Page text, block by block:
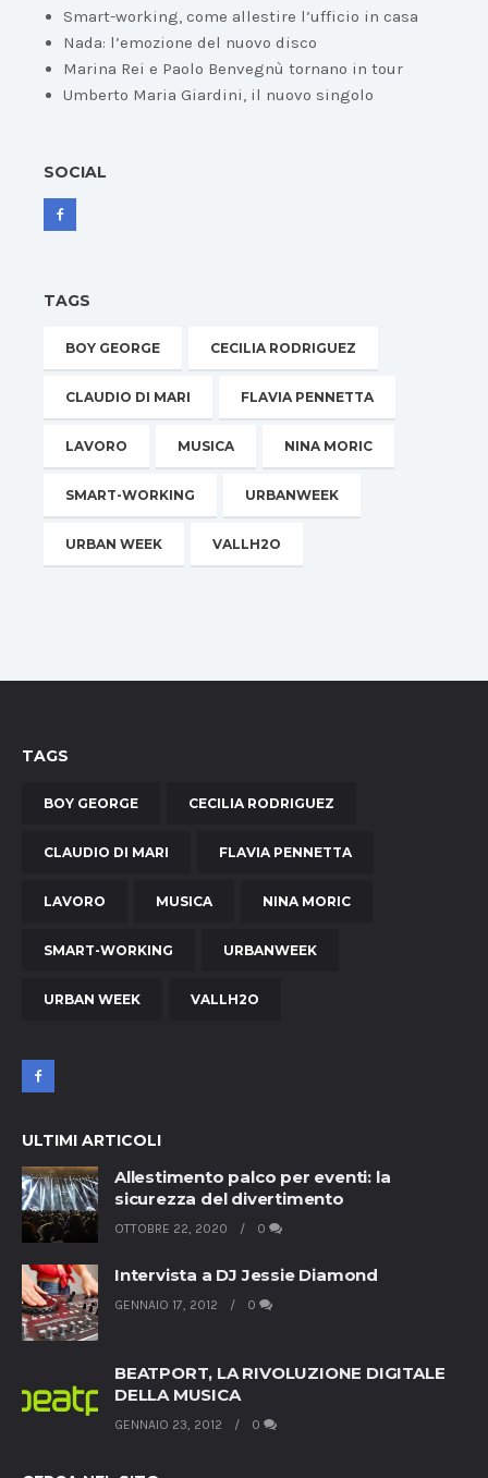
Smart-working, come allestire l’ufficio in casa
Nada: l’emozione del nuovo disco
Marina Rei e Paolo Benvegnù tornano in tour
Umberto Maria Giardini, il nuovo singolo
SOCIAL
TAGS
BOY GEORGE CECILIA RODRIGUEZ
CLAUDIO DI MARI FLAVIA PENNETTA
LAVORO MUSICA NINA MORIC
SMART-WORKING URBANWEEK
URBAN WEEK VALLH2O
TAGS
BOY GEORGE CECILIA RODRIGUEZ
CLAUDIO DI MARI FLAVIA PENNETTA
LAVORO MUSICA NINA MORIC
SMART-WORKING URBANWEEK
URBAN WEEK VALLH2O
ULTIMI ARTICOLI
Allestimento palco per eventi: la
sicurezza del divertimento
OTTOBRE 22, 2020 0
Intervista a DJ Jessie Diamond
GENNAIO 17, 2012 0
BEATPORT, LA RIVOLUZIONE DIGITALE
DELLA MUSICA
GENNAIO 23, 2012 0